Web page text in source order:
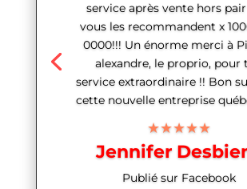
service après vente hors
vous les recommandent x
0000!!! Un énorme merci à
alexandre, le proprio, pour
service extraordinaire !! Bon
cette nouvelle entreprise
★★★★★
Jennifer
Publié sur Facebook